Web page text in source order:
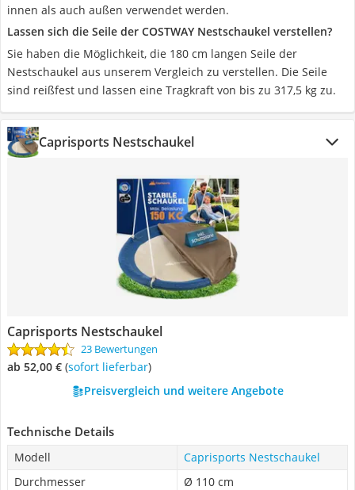
innen als auch außen verwendet werden.
Lassen sich die Seile der COSTWAY Nestschaukel verstellen?
Sie haben die Möglichkeit, die 180 cm langen Seile der
Nestschaukel aus unserem Vergleich zu verstellen. Die Seile
sind reißfest und lassen eine Tragkraft von bis zu 317,5 kg zu.
Caprisports Nestschaukel
Caprisports Nestschaukel
23 Bewertungen
ab 52,00 € ( Sofort lieferbar)
Preisvergleich und weitere Angebote
Technische Details
Modell
Caprisports Nestschaukel
Durchmesser
Ø 110 cm